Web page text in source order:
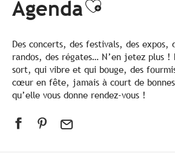
AgendaAjouter
Des concerts, des festivals, des expos,
randos, des régates… N’en jetez plus !
sort, qui vibre et qui bouge, des
cœur en fête, jamais à court de
qu’elle vous donne rendez-vous !